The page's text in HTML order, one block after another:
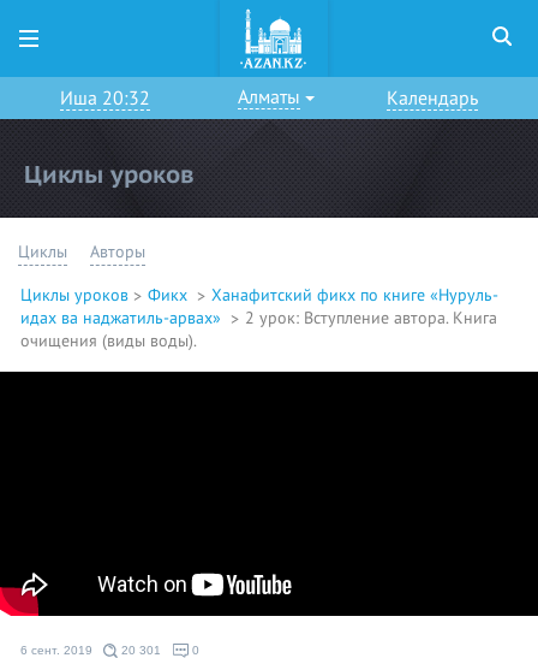
Иша 20:32 Алматы Календарь
Циклы уроков
Циклы Авторы
Циклы уроков Фикх
Ханафитский фикх по книге «Нуруль-
идах ва наджатиль-арвах»
2 урок: Вступление автора. Книга
очищения (виды воды).
6 сент. 2019 20 301 0